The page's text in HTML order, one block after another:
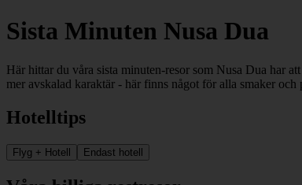
Sista Minuten Nusa Dua
Här hittar du våra sista minuten-resor som Nusa Dua har
mer avskalad karaktär - här finns något för alla smaker och
Hotelltips
Flyg + Hotell Endast hotell